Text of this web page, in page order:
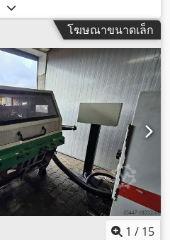
โฆษณาขนาดเล็ก
1 / 15